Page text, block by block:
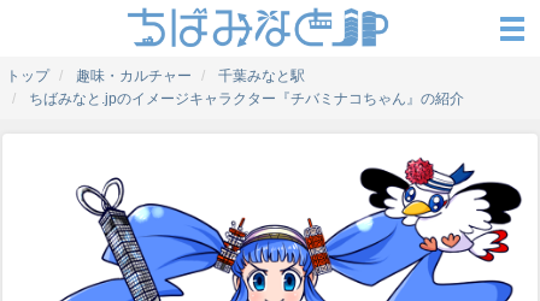
トップ 趣味・カルチャー
千葉みなと駅
ちばみなと.jpのイメージキャラクター『チバミナコちゃん』の紹介